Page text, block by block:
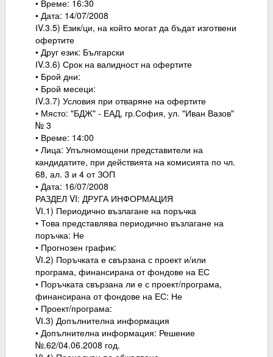
• Време: 16:30
• Дата: 14/07/2008
ІV.3.5) Език/ци, на който могат да бъдат изготвени
офертите
• Друг език: Български
ІV.3.6) Срок на валидност на офертите
• Брой дни:
• Брой месеци:
ІV.3.7) Условия при отваряне на офертите
• Място: "БДЖ" - ЕАД, гр.София, ул. "Иван Вазов"
№ 3
• Време: 14:00
• Лица: Упълномощени представители на
кандидатите, при действията на комисията по чл.
68, ал. 3 и 4 от ЗОП
• Дата: 16/07/2008
РАЗДЕЛ VI: ДРУГА ИНФОРМАЦИЯ
VІ.1) Периодично възлагане на поръчка
• Това представлява периодично възлагане на
поръчка: Не
• Прогнозен график:
VІ.2) Поръчката е свързана с проект и/или
програма, финансирана от фондове на ЕС
• Поръчката свързана ли е с проект/програма,
финансирана от фондове на ЕС: Не
• Проект/програма:
VІ.3) Допълнителна информация
• Допълнителна информация: Решение
№.62/04.06.2008 год.